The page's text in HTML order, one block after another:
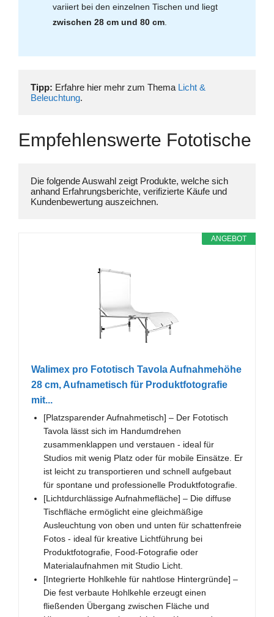
variiert bei den einzelnen Tischen und liegt
zwischen 28 cm und 80 cm
Tipp: Erfahre hier mehr zum Thema Licht &
Beleuchtung.
Empfehlenswerte Fototische
Die folgende Auswahl zeigt Produkte, welche sich
anhand Erfahrungsberichte, verifizierte Käufe und
ANGEBOT
Walimex pro Fototisch Tavola Aufnahmehöhe
28 cm, Aufnametisch für Produktfotografie
mit...
[Platzsparender Aufnahmetisch] – Der Fototisch
Tavola lässt sich im Handumdrehen
zusammenklappen und verstauen - ideal für
Studios mit wenig Platz oder für mobile Einsätze. Er
ist leicht zu transportieren und schnell aufgebaut
für spontane und professionelle Produktfotografie.
[Lichtdurchlässige Aufnahmefläche] – Die diffuse
Tischfläche ermöglicht eine gleichmäßige
Ausleuchtung von oben und unten für schattenfreie
Fotos - ideal für kreative Lichtführung bei
Produktfotografie, Food-Fotografie oder
Materialaufnahmen mit Studio Licht.
[Integrierte Hohlkehle für nahtlose Hintergründe] –
Die fest verbaute Hohlkehle erzeugt einen
fließenden Übergang zwischen Fläche und